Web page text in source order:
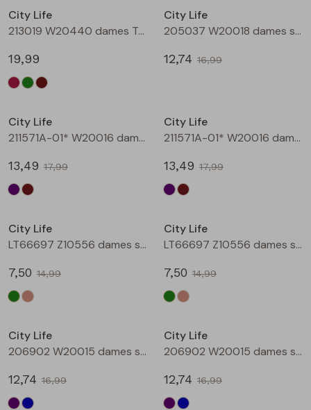
Blouses lange mouw
Sweatshirts
Gilet spencers
Jackjes
Blazers
Bermuda's
Bermuda's
Lange broek
Jackjes
Jassen
Leggings
Rokken
Lange broeken
Lange broeken
Leggings
T-shirts lange mouw
Tops
Vesten
City Life
213019 W20440 dames T-shirt lm Bruin
19,99
City Life
205037 W20018 dames singlet Aubergine
12,74 16,99
City Life
211571A-01* W20016 dames T-shirt km aubergine
13,49 17,99
City Life
211571A-01* W20016 dames T-shirt km bruin
13,49 17,99
City Life
LT66697 Z10556 dames singlet Army
7,50 14,99
City Life
LT66697 Z10556 dames singlet Kit
7,50 14,99
City Life
206902 W20015 dames singlet Aubergine
12,74 16,99
City Life
206902 W20015 dames singlet Petrol
12,74 16,99